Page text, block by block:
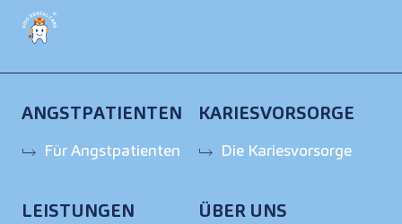
ANGSTPATIENTEN
Für Angstpatienten
KARIESVORSORGE
Die Kariesvorsorge
LEISTUNGEN ÜBER UNS